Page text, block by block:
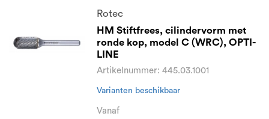
Rotec
HM Stiftfrees, cilindervorm met
ronde kop, model C (WRC), OPTI-
LINE
Artikelnummer: 445.03.1001
Varianten beschikbaar
Vanaf